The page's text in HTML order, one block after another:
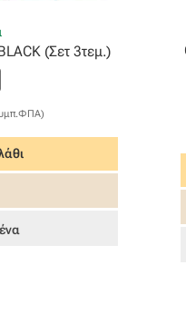
(Σετ 3τεμ.)